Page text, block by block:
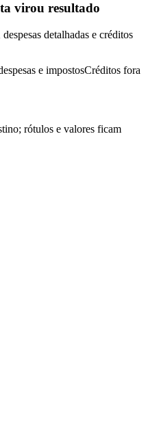
virou resultado
detalhadas e créditos
e impostosCréditos fora
rótulos e valores ficam